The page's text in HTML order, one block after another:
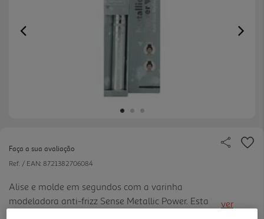
Previous
Faça a sua avaliação
Ref. / EAN: 8721382706084
Alise e molde em segundos com a varinha
modeladora anti-frizz Sense Metallic Power. Esta
ver